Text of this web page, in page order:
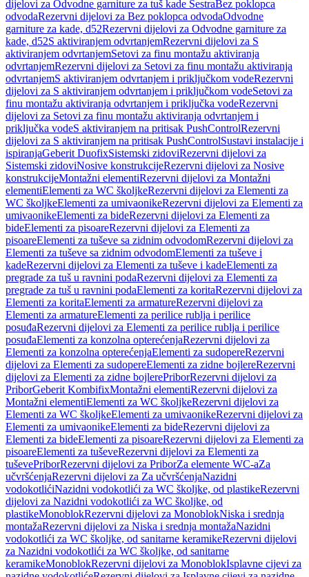
dijelovi za Odvodne garniture za tuš kade SestraBez poklopca
odvodaRezervni dijelovi za Bez poklopca odvodaOdvodne
garniture za kade, d52Rezervni dijelovi za Odvodne garniture za
kade, d52S aktiviranjem odvrtanjemRezervni dijelovi za S
aktiviranjem odvrtanjemSetovi za finu montažu aktiviranja
odvrtanjemRezervni dijelovi za Setovi za finu montažu aktiviranja
odvrtanjemS aktiviranjem odvrtanjem i priključkom vodeRezervni
dijelovi za S aktiviranjem odvrtanjem i priključkom vodeSetovi za
finu montažu aktiviranja odvrtanjem i priključka vodeRezervni
dijelovi za Setovi za finu montažu aktiviranja odvrtanjem i
priključka vodeS aktiviranjem na pritisak PushControlRezervni
dijelovi za S aktiviranjem na pritisak PushControlSustavi instalacije i
ispiranjaGeberit DuofixSistemski zidoviRezervni dijelovi za
Sistemski zidoviNosive konstrukcijeRezervni dijelovi za Nosive
konstrukcijeMontažni elementiRezervni dijelovi za Montažni
elementiElementi za WC školjkeRezervni dijelovi za Elementi za
WC školjkeElementi za umivaonikeRezervni dijelovi za Elementi za
umivaonikeElementi za bideRezervni dijelovi za Elementi za
bideElementi za pisoareRezervni dijelovi za Elementi za
pisoareElementi za tuševe sa zidnim odvodomRezervni dijelovi za
Elementi za tuševe sa zidnim odvodomElementi za tuševe i
kadeRezervni dijelovi za Elementi za tuševe i kadeElementi za
pregrade za tuš u ravnini podaRezervni dijelovi za Elementi za
pregrade za tuš u ravnini podaElementi za koritaRezervni dijelovi za
Elementi za koritaElementi za armatureRezervni dijelovi za
Elementi za armatureElementi za perilice rublja i perilice
posuđaRezervni dijelovi za Elementi za perilice rublja i perilice
posuđaElementi za konzolna opterećenjaRezervni dijelovi za
Elementi za konzolna opterećenjaElementi za sudopereRezervni
dijelovi za Elementi za sudopereElementi za zidne bojlereRezervni
dijelovi za Elementi za zidne bojlerePriborRezervni dijelovi za
PriborGeberit KombifixMontažni elementiRezervni dijelovi za
Montažni elementiElementi za WC školjkeRezervni dijelovi za
Elementi za WC školjkeElementi za umivaonikeRezervni dijelovi za
Elementi za umivaonikeElementi za bideRezervni dijelovi za
Elementi za bideElementi za pisoareRezervni dijelovi za Elementi za
pisoareElementi za tuševeRezervni dijelovi za Elementi za
tuševePriborRezervni dijelovi za PriborZa elemente WC-aZa
učvršćenjaRezervni dijelovi za Za učvršćenjaNazidni
vodokotlićiNazidni vodokotlići za WC školjke, od plastikeRezervni
dijelovi za Nazidni vodokotlići za WC školjke, od
plastikeMonoblokRezervni dijelovi za MonoblokNiska i srednja
montažaRezervni dijelovi za Niska i srednja montažaNazidni
vodokotlići za WC školjke, od sanitarne keramikeRezervni dijelovi
za Nazidni vodokotlići za WC školjke, od sanitarne
keramikeMonoblokRezervni dijelovi za MonoblokIsplavne cijevi za